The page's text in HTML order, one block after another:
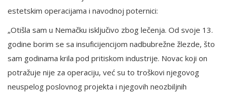
estetskim operacijama i navodnoj poternici:
„Otišla sam u Nemačku isključivo zbog lečenja. Od svoje 13.
godine borim se sa insuficijencijom nadbubrežne žlezde, što
sam godinama krila pod pritiskom industrije. Novac koji on
potražuje nije za operaciju, već su to troškovi njegovog
neuspelog poslovnog projekta i njegovih neozbiljnih